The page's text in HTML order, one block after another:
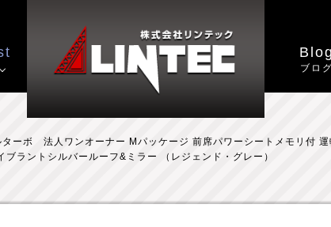
Blog
ブログ
ーボ 法人ワンオーナー Mパッケージ 前席パワーシートメモリ付
ラントシルバールーフ&ミラー （レジェンド・グレー）